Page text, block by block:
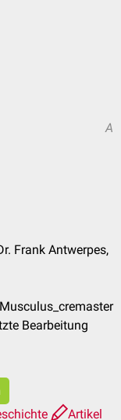
A
Frank Antwerpes,
Bearbeitung
Artikel